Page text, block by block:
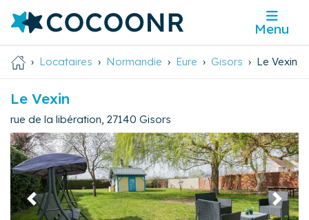
Menu
Locataires Normandie Eure Gisors Le Vexin
Le Vexin
rue de la libération 27140 Gisors
Précédent